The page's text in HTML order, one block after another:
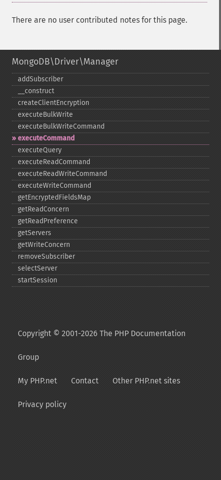
There are no user contributed notes for this page.
MongoDB\Driver\Manager
addSubscriber
_​_​construct
createClientEncryption
executeBulkWrite
executeBulkWriteCommand
executeCommand
executeQuery
executeReadCommand
executeReadWriteCommand
executeWriteCommand
getEncryptedFieldsMap
getReadConcern
getReadPreference
getServers
getWriteConcern
removeSubscriber
selectServer
startSession
Copyright © 2001-2026 The PHP Documentation
Group
My PHP.net Contact Other PHP.net sites
Privacy policy